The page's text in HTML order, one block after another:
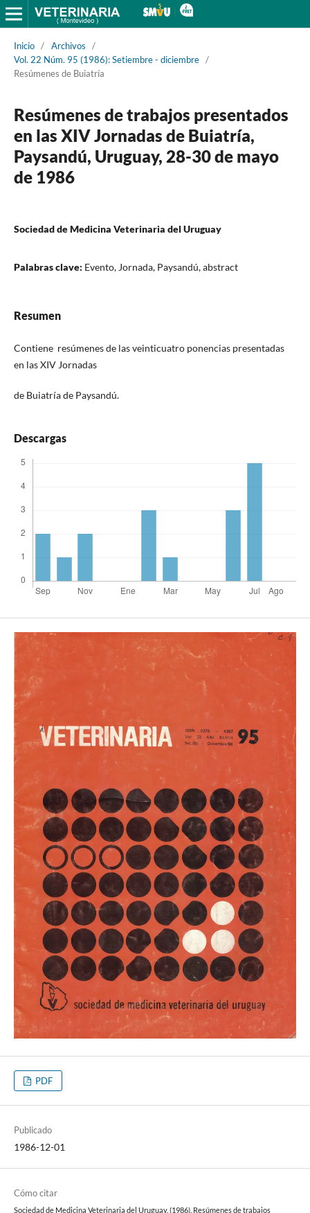
Inicio / Archivos
/
Vol. 22 Núm. 95 (1986): Setiembre - diciembre /
Resúmenes de Buiatría
Resúmenes de trabajos presentados
en las XIV Jornadas de Buiatría,
Paysandú, Uruguay, 28-30 de mayo
de 1986
Sociedad de Medicina Veterinaria del Uruguay
Palabras clave: Evento, Jornada, Paysandú, abstract
Resumen
Contiene resúmenes de las veinticuatro ponencias presentadas
en las XIV Jornadas
de Buiatría de Paysandú.
Descargas
PDF
Publicado
1986-12-01
Cómo citar
Sociedad de Medicina Veterinaria del Uruguay. (1986). Resúmenes de trabajos